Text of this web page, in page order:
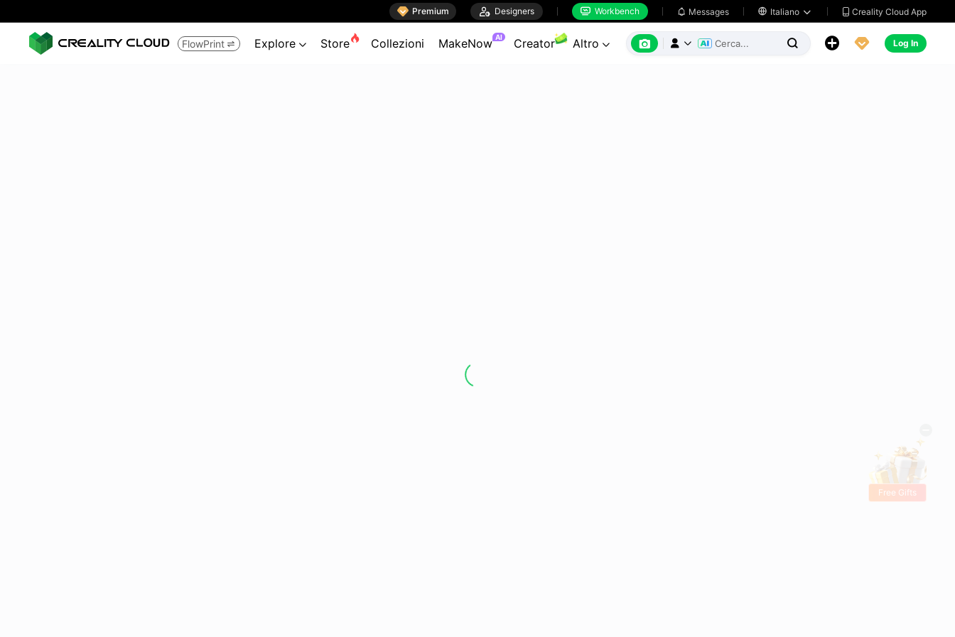
 Premium  Designers  Workbench  Messages  Italiano   Creality Cloud App
FlowPrint  Explore  Store Collezioni MakeNow AI Creator Altro        Log In
Free Gifts